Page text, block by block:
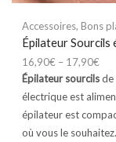
Accessoires, Bons
Épilateur Sourcils
16,90€ – 17,90€
Épilateur sourcilsde
électrique est
épilateur est
où vous le